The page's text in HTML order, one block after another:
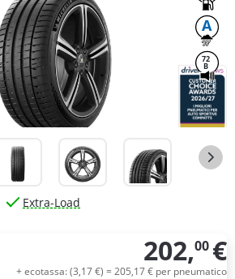
A
72
B
Extra-Load
202,00 €
+ ecotassa: (3,17€) = 205,17€ per pneumatico